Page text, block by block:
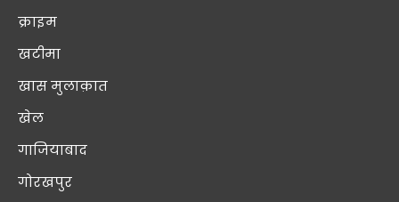
क्राइम
खटीमा
खास मुलाक़ात
खेल
गाजियाबाद
गोरखपुर